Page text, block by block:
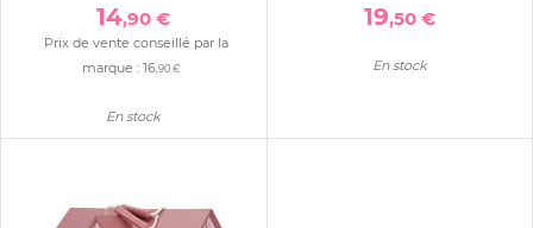
14,90 €
Prix de vente conseillé par la
marque : 16,90 €
En stock
19,50 €
En stock